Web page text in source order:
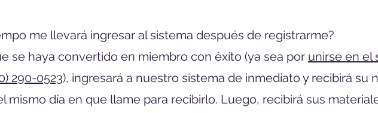
me llevará ingresar al sistema después de registrarme?
se haya convertido en miembro con éxito (ya sea por unirse en el
290-0523), ingresará a nuestro sistema de inmediato y recibirá su
mismo día en que llame para recibirlo. Luego, recibirá sus